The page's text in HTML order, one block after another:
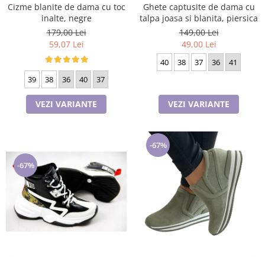
Cizme blanite de dama cu toc
inalte, negre
179,00 Lei
59,07 Lei
39 38 36 40 37
VEZI VARIANTE
Ghete captusite de dama cu
talpa joasa si blanita, piersica
149,00 Lei
49,00 Lei
40 38 37 36 41
VEZI VARIANTE
-67%
-67%